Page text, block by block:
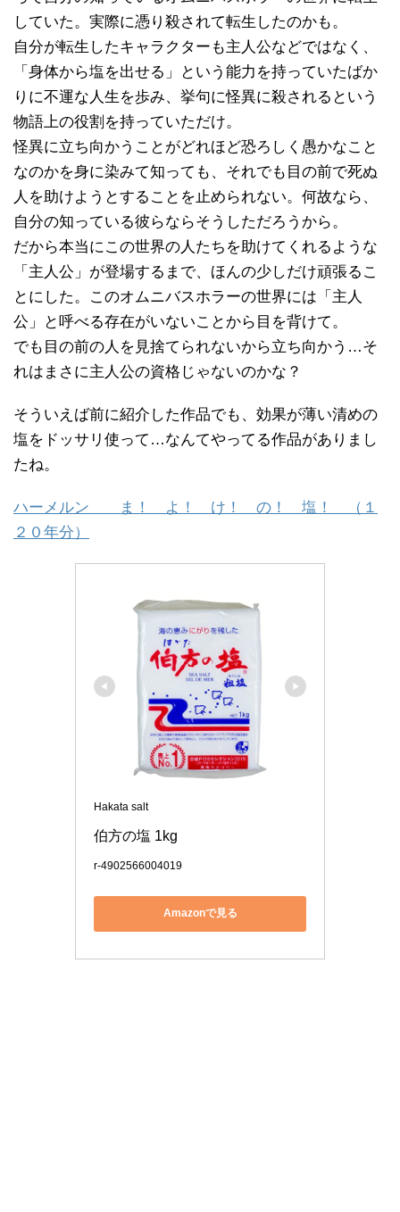
していた。実際に憑り殺されて転生したのかも。
自分が転生したキャラクターも主人公などではなく、
「身体から塩を出せる」という能力を持っていたばか
りに不運な人生を歩み、挙句に怪異に殺されるという
物語上の役割を持っていただけ。
怪異に立ち向かうことがどれほど恐ろしく愚かなこと
なのかを身に染みて知っても、それでも目の前で死ぬ
人を助けようとすることを止められない。何故なら、
自分の知っている彼らならそうしただろうから。
だから本当にこの世界の人たちを助けてくれるような
「主人公」が登場するまで、ほんの少しだけ頑張るこ
とにした。このオムニバスホラーの世界には「主人
公」と呼べる存在がいないことから目を背けて。
でも目の前の人を見捨てられないから立ち向かう…そ
れはまさに主人公の資格じゃないのかな？
そういえば前に紹介した作品でも、効果が薄い清めの
塩をドッサリ使って…なんてやってる作品がありまし
たね。
ハーメルン ま！ よ！ け！ の！ 塩！ （１
２０年分）
Hakata salt
伯方の塩 1kg
r-4902566004019
Amazonで見る